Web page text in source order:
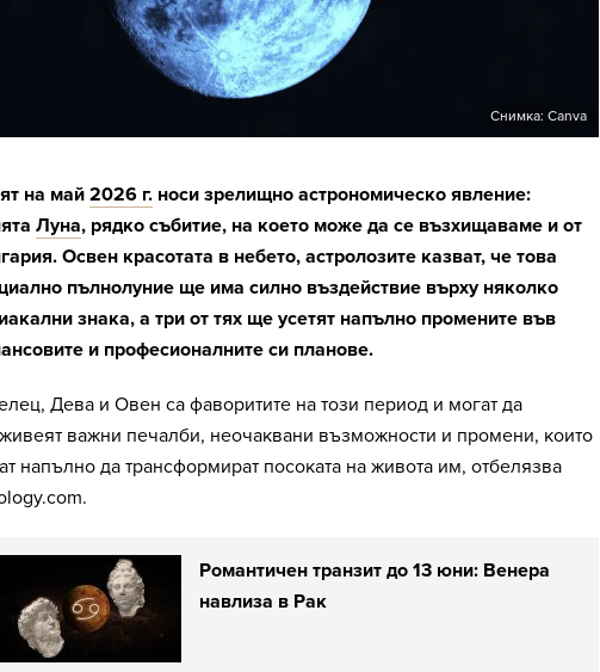
Снимка: Canva
на май 2026 г. носи зрелищно астрономическо явление:
Луна, рядко събитие, на което може да се възхищаваме и от
Освен красотата в небето, астролозите казват, че това
пълнолуние ще има силно въздействие върху няколко
знака, а три от тях ще усетят напълно промените във
и професионалните си планове.
Дева и Овен са фаворитите на този период и могат да
важни печалби, неочаквани възможности и промени, които
напълно да трансформират посоката на живота им, отбелязва
Романтичен транзит до 13 юни: Венера
навлиза в Рак